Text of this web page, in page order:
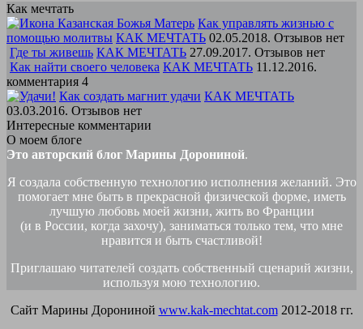
Как мечтать
Как управлять жизнью с
помощью молитвы КАК МЕЧТАТЬ 02.05.2018. Отзывов нет
Где ты живешь КАК МЕЧТАТЬ 27.09.2017. Отзывов нет
Как найти своего человека КАК МЕЧТАТЬ 11.12.2016.
комментария 4
Как создать магнит удачи КАК МЕЧТАТЬ
03.03.2016. Отзывов нет
Интересные комментарии
О моем блоге
Это авторский блог Марины Дорониной.
Я создала собственную технологию исполнения желаний. Это
помогает мне быть в прекрасной физической форме, иметь
лучшую любовь моей жизни, жить во Франции
(и в России, когда захочу), заниматься только тем, что мне
нравится и быть счастливой!
Приглашаю читателей создать собственный сценарий жизни,
используя мою технологию.
Сайт Марины Дорониной www.kak-mechtat.com2012-2018 гг.